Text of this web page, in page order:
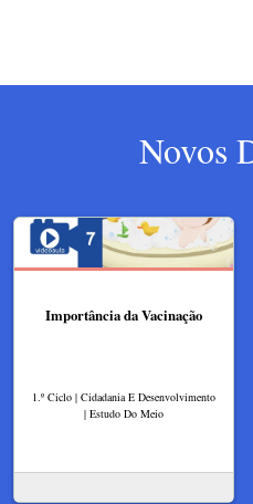
Novos
Importância da Vacinação
1.º Ciclo | Cidadania E Desenvolvimento
| Estudo Do Meio